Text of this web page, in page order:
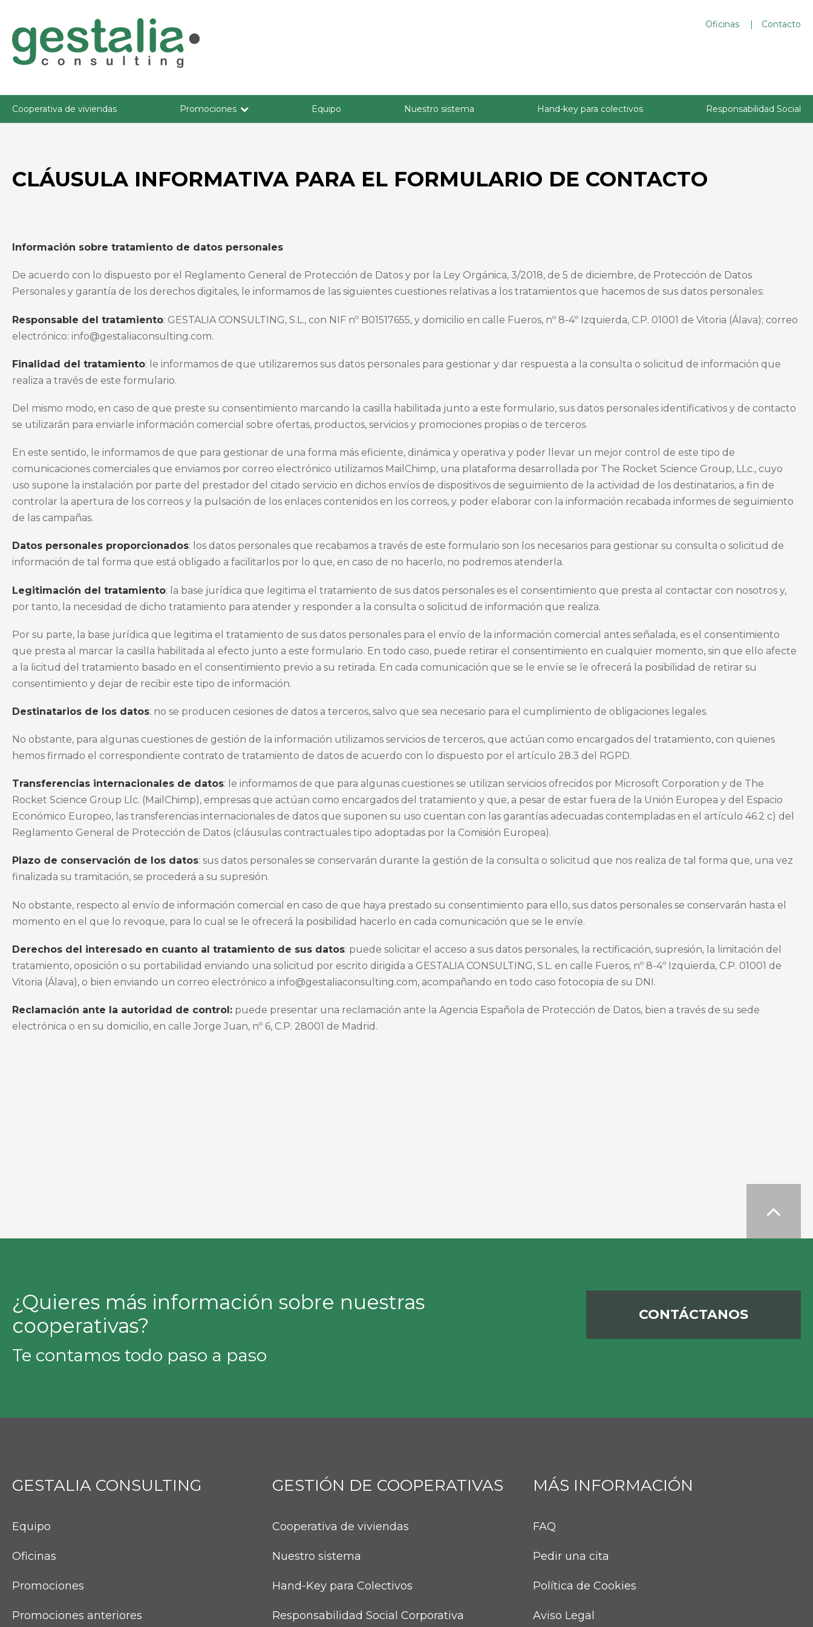
Cooperativa de viviendas Promociones Equipo Nuestro sistema Hand-key para colectivos Responsabilidad Social
Oficinas Contacto
CLÁUSULA INFORMATIVA PARA EL FORMULARIO DE CONTACTO
Información sobre tratamiento de datos personales
De acuerdo con lo dispuesto por el Reglamento General de Protección de Datos y por la Ley Orgánica, 3/2018, de 5 de diciembre, de Protección de Datos
Personales y garantía de los derechos digitales, le informamos de las siguientes cuestiones relativas a los tratamientos que hacemos de sus datos personales:
Responsable del tratamiento: GESTALIA CONSULTING, S.L., con NIF nº B01517655, y domicilio en calle Fueros, nº 8-4º Izquierda, C.P. 01001 de Vitoria (Álava); correo
electrónico: info@gestaliaconsulting.com.
Finalidad del tratamiento: le informamos de que utilizaremos sus datos personales para gestionar y dar respuesta a la consulta o solicitud de información que
realiza a través de este formulario.
Del mismo modo, en caso de que preste su consentimiento marcando la casilla habilitada junto a este formulario, sus datos personales identificativos y de contacto
se utilizarán para enviarle información comercial sobre ofertas, productos, servicios y promociones propias o de terceros.
En este sentido, le informamos de que para gestionar de una forma más eficiente, dinámica y operativa y poder llevar un mejor control de este tipo de
comunicaciones comerciales que enviamos por correo electrónico utilizamos MailChimp, una plataforma desarrollada por The Rocket Science Group, LLc., cuyo
uso supone la instalación por parte del prestador del citado servicio en dichos envíos de dispositivos de seguimiento de la actividad de los destinatarios, a fin de
controlar la apertura de los correos y la pulsación de los enlaces contenidos en los correos, y poder elaborar con la información recabada informes de seguimiento
de las campañas.
Datos personales proporcionados: los datos personales que recabamos a través de este formulario son los necesarios para gestionar su consulta o solicitud de
información de tal forma que está obligado a facilitarlos por lo que, en caso de no hacerlo, no podremos atenderla.
Legitimación del tratamiento: la base jurídica que legitima el tratamiento de sus datos personales es el consentimiento que presta al contactar con nosotros y,
por tanto, la necesidad de dicho tratamiento para atender y responder a la consulta o solicitud de información que realiza.
Por su parte, la base jurídica que legitima el tratamiento de sus datos personales para el envío de la información comercial antes señalada, es el consentimiento
que presta al marcar la casilla habilitada al efecto junto a este formulario. En todo caso, puede retirar el consentimiento en cualquier momento, sin que ello afecte
a la licitud del tratamiento basado en el consentimiento previo a su retirada. En cada comunicación que se le envíe se le ofrecerá la posibilidad de retirar su
consentimiento y dejar de recibir este tipo de información.
Destinatarios de los datos: no se producen cesiones de datos a terceros, salvo que sea necesario para el cumplimiento de obligaciones legales.
No obstante, para algunas cuestiones de gestión de la información utilizamos servicios de terceros, que actúan como encargados del tratamiento, con quienes
hemos firmado el correspondiente contrato de tratamiento de datos de acuerdo con lo dispuesto por el artículo 28.3 del RGPD.
Transferencias internacionales de datos: le informamos de que para algunas cuestiones se utilizan servicios ofrecidos por Microsoft Corporation y de The
Rocket Science Group Llc. (MailChimp), empresas que actúan como encargados del tratamiento y que, a pesar de estar fuera de la Unión Europea y del Espacio
Económico Europeo, las transferencias internacionales de datos que suponen su uso cuentan con las garantías adecuadas contempladas en el artículo 46.2 c) del
Reglamento General de Protección de Datos (cláusulas contractuales tipo adoptadas por la Comisión Europea).
Plazo de conservación de los datos: sus datos personales se conservarán durante la gestión de la consulta o solicitud que nos realiza de tal forma que, una vez
finalizada su tramitación, se procederá a su supresión.
No obstante, respecto al envío de información comercial en caso de que haya prestado su consentimiento para ello, sus datos personales se conservarán hasta el
momento en el que lo revoque, para lo cual se le ofrecerá la posibilidad hacerlo en cada comunicación que se le envíe.
Derechos del interesado en cuanto al tratamiento de sus datos: puede solicitar el acceso a sus datos personales, la rectificación, supresión, la limitación del
tratamiento, oposición o su portabilidad enviando una solicitud por escrito dirigida a GESTALIA CONSULTING, S.L. en calle Fueros, nº 8-4º Izquierda, C.P. 01001 de
Vitoria (Álava), o bien enviando un correo electrónico a info@gestaliaconsulting.com, acompañando en todo caso fotocopia de su DNI.
Reclamación ante la autoridad de control: puede presentar una reclamación ante la Agencia Española de Protección de Datos, bien a través de su sede
electrónica o en su domicilio, en calle Jorge Juan, nº 6, C.P. 28001 de Madrid.

¿Quieres más información sobre nuestras
cooperativas?
Te contamos todo paso a paso
CONTÁCTANOS
GESTALIA CONSULTING
Equipo
Oficinas
Promociones
Promociones anteriores
GESTIÓN DE COOPERATIVAS
Cooperativa de viviendas
Nuestro sistema
Hand-Key para Colectivos
Responsabilidad Social Corporativa
MÁS INFORMACIÓN
FAQ
Pedir una cita
Política de Cookies
Aviso Legal